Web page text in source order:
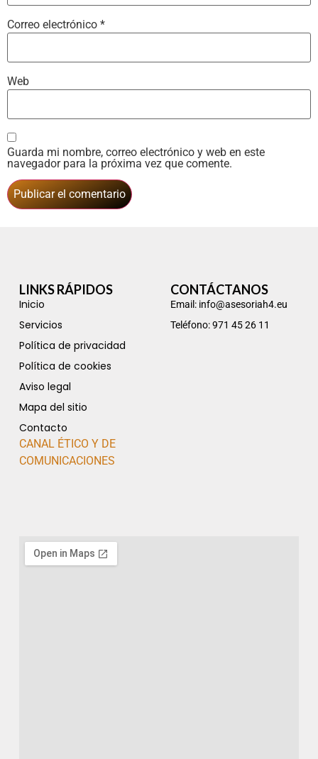
Correo electrónico *
Web
Guarda mi nombre, correo electrónico y web en este
navegador para la próxima vez que comente.
LINKS RÁPIDOS
Inicio
Servicios
Política de privacidad
Política de cookies
Aviso legal
Mapa del sitio
Contacto
CANAL ÉTICO Y DE
COMUNICACIONES
CONTÁCTANOS
Email: info@asesoriah4.eu
Teléfono: 971 45 26 11